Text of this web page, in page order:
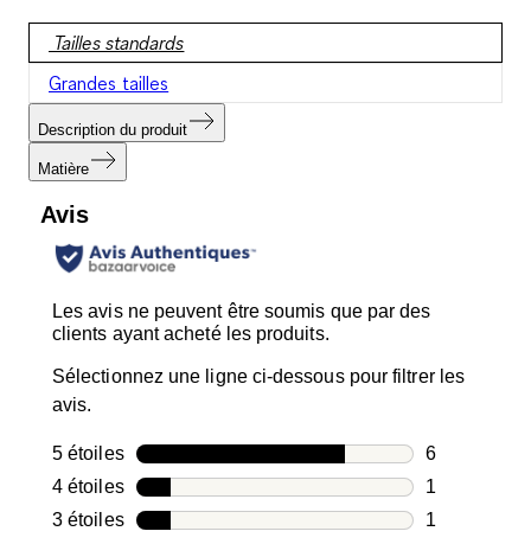
Tailles standards
Grandes tailles
Description du produit
Matière
Avis
Les avis ne peuvent être soumis que par des
clients ayant acheté les produits.
Sélectionnez une ligne ci-dessous pour filtrer les
avis.
5 étoilesétoiles
6
6 avis avec
4 étoilesétoiles
1
1 avis avec
3 étoilesétoiles
1